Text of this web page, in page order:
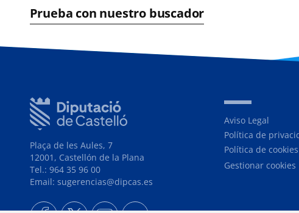
Prueba con nuestro buscador
Plaça de les Aules, 7
12001, Castellón de la Plana
Tel.: 964 35 96 00
Email: sugerencias@dipcas.es
Aviso Legal
Política de
Política de cookies
Gestionar cookies